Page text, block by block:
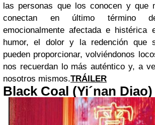
las personas que los conocen y que
conectan en último término
emocionalmente afectada e histérica
humor, el dolor y la redención que
pueden proporcionar, volviéndonos
nos recuerdan lo más auténtico y, a
nosotros mismos.TRÁILER
Black Coal (Yi´nan Diao)